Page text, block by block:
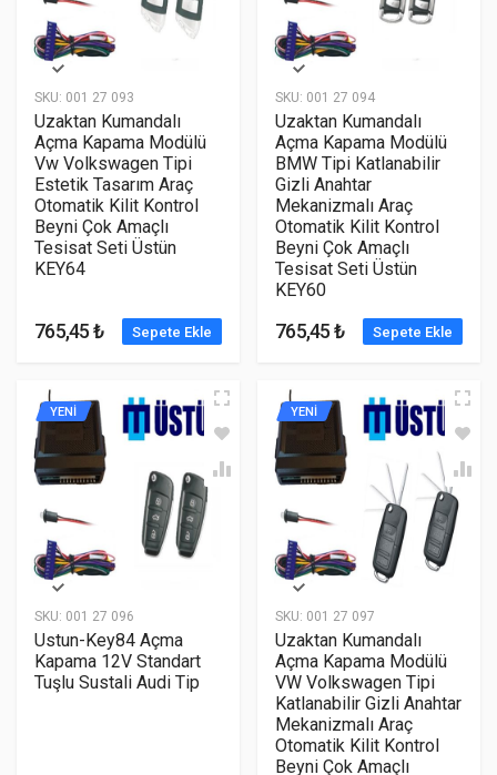
SKU: 001 27 093
Uzaktan Kumandalı
Açma Kapama Modülü
Vw Volkswagen Tipi
Estetik Tasarım Araç
Otomatik Kilit Kontrol
Beyni Çok Amaçlı
Tesisat Seti Üstün
KEY64
765,45 ₺ Sepete Ekle
SKU: 001 27 094
Uzaktan Kumandalı
Açma Kapama Modülü
BMW Tipi Katlanabilir
Gizli Anahtar
Mekanizmalı Araç
Otomatik Kilit Kontrol
Beyni Çok Amaçlı
Tesisat Seti Üstün
KEY60
765,45 ₺ Sepete Ekle
SKU: 001 27 096
YENİ
Ustun-Key84 Açma
Kapama 12V Standart
Tuşlu Sustali Audi Tip
SKU: 001 27 097
YENİ
Uzaktan Kumandalı
Açma Kapama Modülü
VW Volkswagen Tipi
Katlanabilir Gizli Anahtar
Mekanizmalı Araç
Otomatik Kilit Kontrol
Beyni Çok Amaçlı